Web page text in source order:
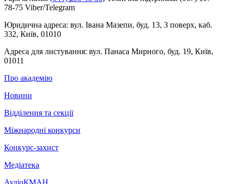
78-75 Viber/Telegram
Юридична адреса: вул. Івана Мазепи, буд. 13, 3 поверх, каб.
332, Київ, 01010
Адреса для листування: вул. Панаса Мирного, буд. 19, Київ,
01011
Про академію
Новини
Відділення та секції
Міжнародні конкурси
Конкурс-захист
Медіатека